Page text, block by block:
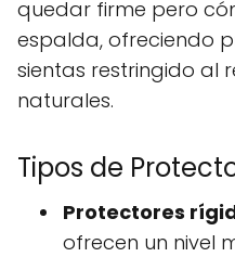
quedar firme pero
espalda, ofreciendo
sientas restringido al
naturales.
Tipos de
Protectores
ofrecen un nivel